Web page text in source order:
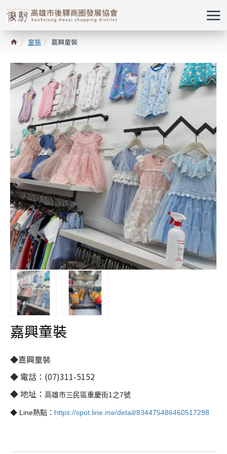
童裝 嘉興童裝
嘉興童裝
◆嘉興童裝
◆ 電話：(07)311-5152
◆ 地址： 高雄市三民區重慶街1之7號
◆ Line熱點： https://spot.line.me/detail/834475486460517298